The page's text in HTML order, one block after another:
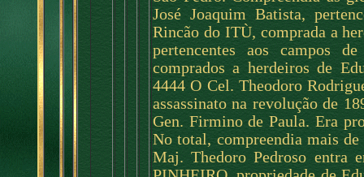
José Joaquim Batista,
Rincão do ITÙ, comprada a
pertencentes aos campos
comprados a herdeiros de
4444 O Cel. Theodoro
assassinato na revolução de
Gen. Firmino de Paula. Era
No total, compreendia mais de
Maj. Thedoro Pedroso entra